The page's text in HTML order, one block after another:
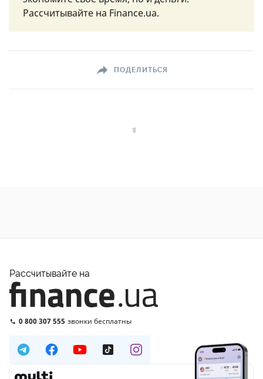
Рассчитывайте на Finance.ua.
ПОДЕЛИТЬСЯ
Рассчитывайте на
0 800 307 555 звонки бесплатны